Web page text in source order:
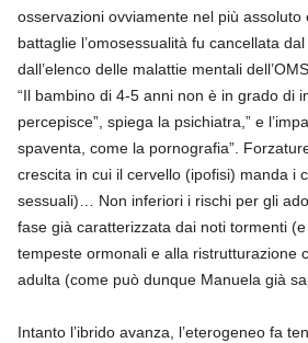
osservazioni ovviamente nel più
battaglie l’omosessualità fu cancellata
dall’elenco delle malattie mentali
“Il bambino di 4-5 anni non è in grado di
percepisce”, spiega la psichiatra,” e
spaventa, come la pornografia”.
crescita in cui il cervello (ipofisi) manda i
sessuali)… Non inferiori i rischi per gli
fase già caratterizzata dai noti tormenti
tempeste ormonali e alla ristrutturazione
adulta (come può dunque Manuela già
Intanto l’ibrido avanza, l’eterogeneo fa